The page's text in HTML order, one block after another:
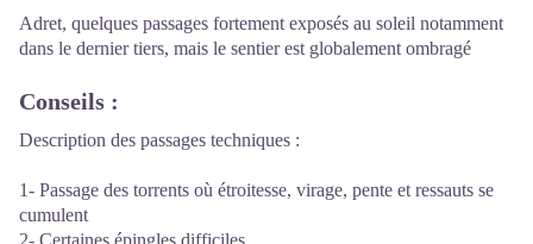
Adret, quelques passages fortement exposés au soleil notamment
dans le dernier tiers, mais le sentier est globalement ombragé
Conseils :
Description des passages techniques :
1- Passage des torrents où étroitesse, virage, pente et ressauts se
cumulent